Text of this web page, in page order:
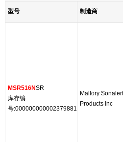
型号 制造商
MSR516NSR
库存编
号:000000000002379881
Mallory Sonalert
Products Inc